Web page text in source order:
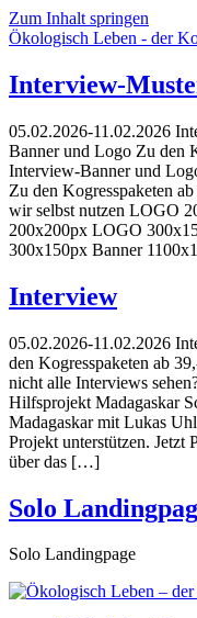
Zum Inhalt springen
Ökologisch Leben - der
Interview-
05.02.2026-11.02.2026
Banner und Logo Zu den
Interview-Banner und
Zu den Kogresspaketen
wir selbst nutzen LOGO
200x200px LOGO
300x150px Banner
Interview
05.02.2026-11.02.2026
den Kogresspaketen ab
nicht alle Interviews
Hilfsprojekt Madagaskar
Madagaskar mit Lukas
Projekt unterstützen. Jetzt
über das […]
Solo
Solo Landingpage